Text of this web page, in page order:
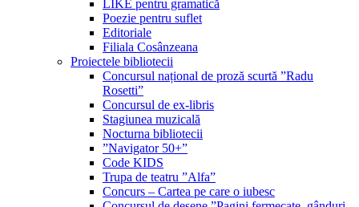
LIKE pentru gramatică
Poezie pentru suflet
Editoriale
Filiala Cosânzeana
Proiectele bibliotecii
Concursul național de proză scurtă ”Radu
Rosetti”
Concursul de ex-libris
Stagiunea muzicală
Nocturna bibliotecii
”Navigator 50+”
Code KIDS
Trupa de teatru ”Alfa”
Concurs – Cartea pe care o iubesc